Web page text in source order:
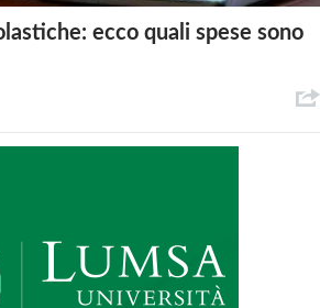
ecco quali spese sono